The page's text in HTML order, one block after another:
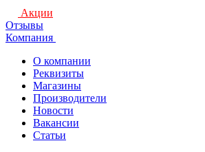
Акции
Отзывы
Компания
О компании
Реквизиты
Магазины
Производители
Новости
Вакансии
Статьи